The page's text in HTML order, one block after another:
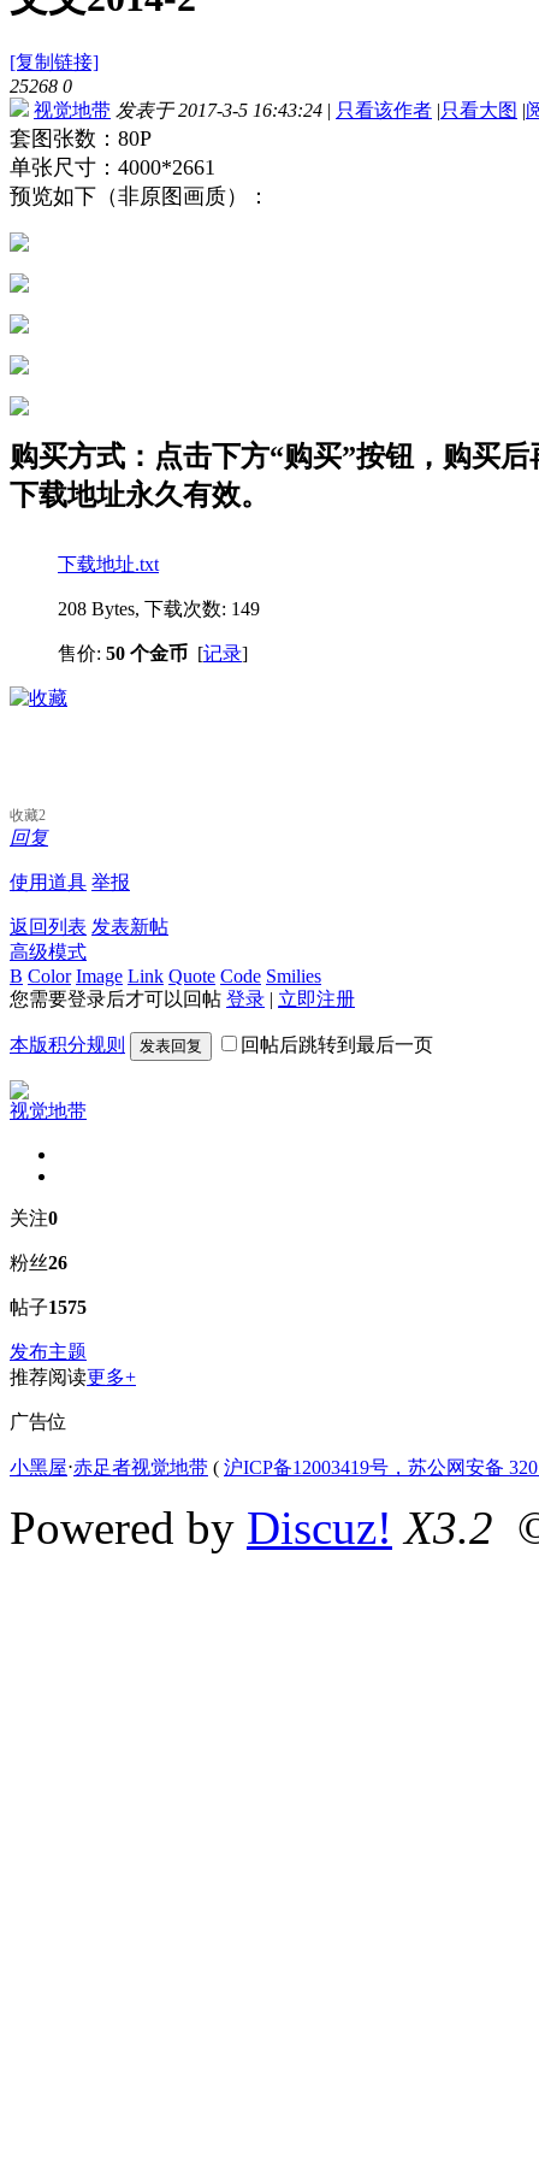
[复制链接]
25268 0
视觉地带 发表于 2017-3-5 16:43:24 | 只看该作者 |只看大图 |
套图张数：80P
单张尺寸：4000*2661
预览如下（非原图画质）：
购买方式：点击下方“购买”按钮，购买
下载地址永久有效。
下载地址.txt
208 Bytes, 下载次数: 149
售价: 50 个金币 [记录]
收藏2
回复
使用道具 举报
返回列表 发表新帖
高级模式
B Color Image Link Quote Code Smilies
您需要登录后才可以回帖 登录 | 立即注册
本版积分规则 发表回复 回帖后跳转到最后一页
视觉地带
关注0
粉丝26
帖子1575
发布主题
推荐阅读更多+
广告位
小黑屋⋅赤足者视觉地带 ( 沪ICP备12003419号，苏公网安备
Powered by Discuz! X3.2